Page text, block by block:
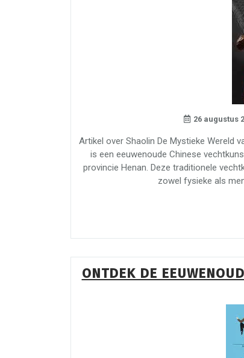
26 augustus
Artikel over Shaolin De Mystieke Wereld
is een eeuwenoude Chinese
provincie Henan. Deze traditionele
zowel fysieke als
ONTDEK DE